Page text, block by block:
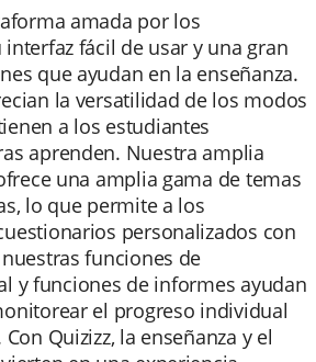
amada por los
fácil de usar y una gran
que ayudan en la enseñanza.
la versatilidad de los modos
a los estudiantes
aprenden. Nuestra amplia
una amplia gama de temas
lo que permite a los
personalizados con
funciones de
y funciones de informes ayudan
el progreso individual
Quizizz, la enseñanza y el